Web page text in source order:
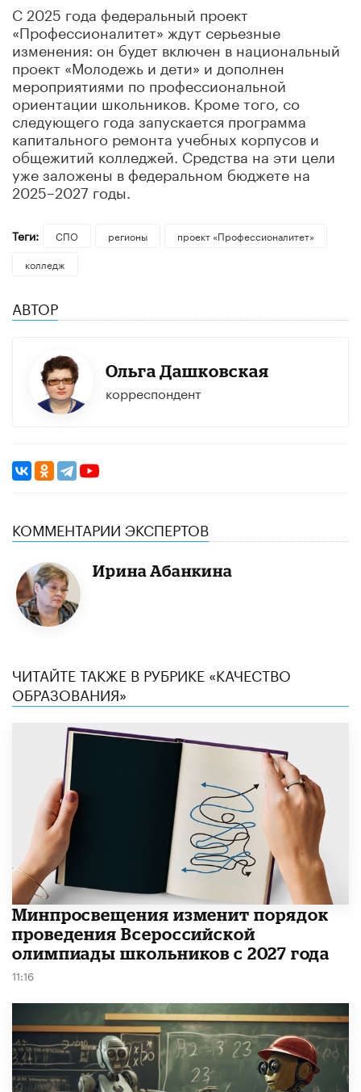
С 2025 года федеральный проект
«Профессионалитет» ждут серьезные
изменения: он будет включен в национальный
проект «Молодежь и дети» и дополнен
мероприятиями по профессиональной
ориентации школьников. Кроме того, со
следующего года запускается программа
капитального ремонта учебных корпусов и
общежитий колледжей. Средства на эти цели
уже заложены в федеральном бюджете на
2025–2027 годы.
Теги: СПО регионы
проект «Профессионалитет»
колледж
АВТОР
Ольга Дашковская
корреспондент
КОММЕНТАРИИ ЭКСПЕРТОВ
Ирина Абанкина
ЧИТАЙТЕ ТАКЖЕ В РУБРИКЕ «КАЧЕСТВО
ОБРАЗОВАНИЯ»
Минпросвещения изменит порядок
проведения Всероссийской
олимпиады школьников с 2027 года
11:16